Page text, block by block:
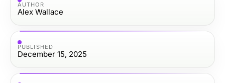
AUTHOR
Alex Wallace
PUBLISHED
December 15, 2025